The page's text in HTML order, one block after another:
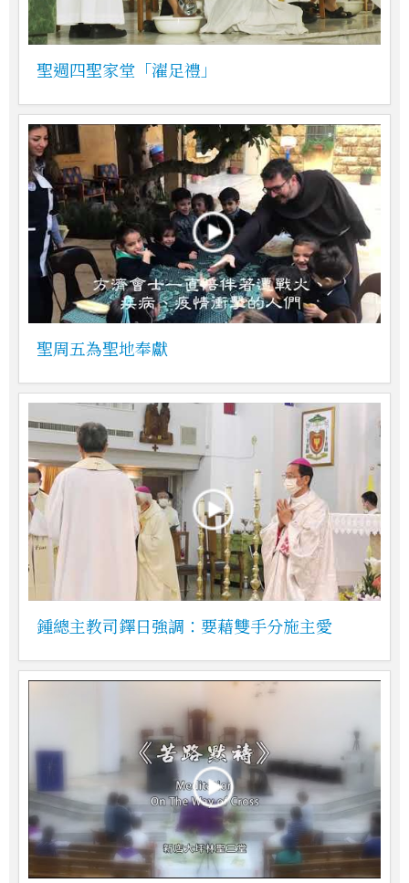
聖週四聖家堂「濯足禮」
聖周五為聖地奉獻
鍾總主教司鐸日強調：要藉雙手分施主愛